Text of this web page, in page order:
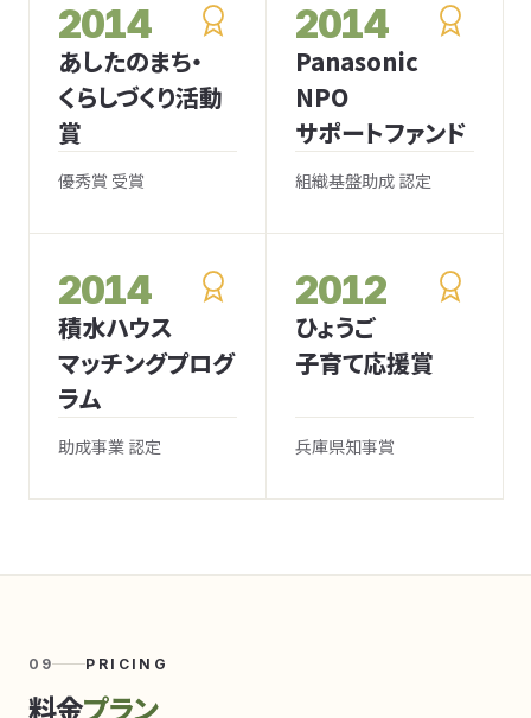
2014
あしたのまち・
くらしづくり活動
賞
優秀賞 受賞
2014
Panasonic
NPO
サポートファンド
組織基盤助成 認定
2014
積水ハウス
マッチングプログ
ラム
助成事業 認定
2012
ひょうご
子育て応援賞
兵庫県知事賞
09 PRICING
料金プラン